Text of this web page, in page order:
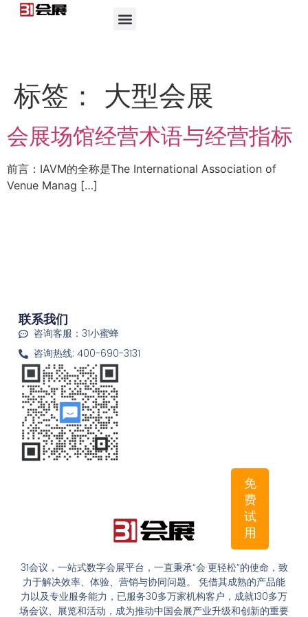
免
费
试
用
标签： 大型会展
会展场馆经营术语与经营指标
前言：IAVM的全称是The International Association of
Venue Manag […]
31会议，一站式数字会展平台，一直秉承“会·更轻松”的使命，致
力于解决效率、体验、营销与协同问题。 凭借其成熟的产品能
力以及专业服务能力，已服务30多万家机构客户，成就130多万
场会议、展览和活动，成为推动中国会展产业升级和创新的重要
联系我们
咨询客服：31小蜜蜂
咨询热线: 400-690-3131